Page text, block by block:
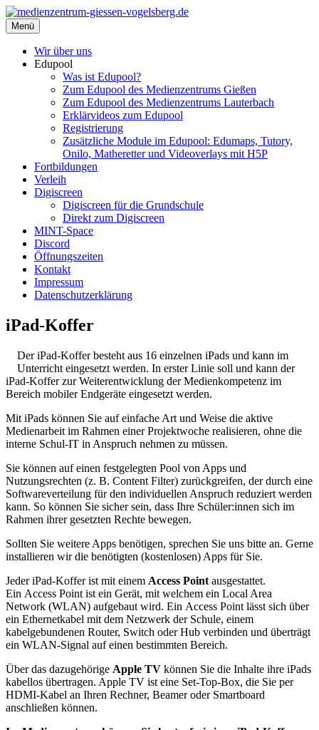
Zum
Inhalt
springen
medienzentrum-giessen-vogelsberg.de
Regionales Medienzentrum Gießen-Vogelsberg
Menü
Wir über uns
Edupool
Was ist Edupool?
Zum Edupool des Medienzentrums Gießen
Zum Edupool des Medienzentrums Lauterbach
Erklärvideos zum Edupool
Registrierung
Zusätzliche Module im Edupool: Edumaps, Tutory,
Onilo, Matheretter und Videoverlays mit H5P
Fortbildungen
Verleih
Digiscreen
Digiscreen für die Grundschule
Direkt zum Digiscreen
MINT-Space
Discord
Öffnungszeiten
Kontakt
Impressum
Datenschutzerklärung
iPad-Koffer
Der iPad-Koffer besteht aus 16 einzelnen iPads und kann im
Unterricht eingesetzt werden. In erster Linie soll und kann der
iPad-Koffer zur Weiterentwicklung der Medienkompetenz im
Bereich mobiler Endgeräte eingesetzt werden.
Mit iPads können Sie auf einfache Art und Weise die aktive
Medienarbeit im Rahmen einer Projektwoche realisieren, ohne die
interne Schul-IT in Anspruch nehmen zu müssen.
Sie können auf einen festgelegten Pool von Apps und
Nutzungsrechten (z. B. Content Filter) zurückgreifen, der durch eine
Softwareverteilung für den individuellen Anspruch reduziert werden
kann. So können Sie sicher sein, dass Ihre Schüler:innen sich im
Rahmen ihrer gesetzten Rechte bewegen.
Sollten Sie weitere Apps benötigen, sprechen Sie uns bitte an. Gerne
installieren wir die benötigten (kostenlosen) Apps für Sie.
Jeder iPad-Koffer ist mit einem Access Point ausgestattet.
Ein Access Point ist ein Gerät, mit welchem ein Local Area
Network (WLAN) aufgebaut wird. Ein Access Point lässt sich über
ein Ethernetkabel mit dem Netzwerk der Schule, einem
kabelgebundenen Router, Switch oder Hub verbinden und überträgt
ein WLAN-Signal auf einen bestimmten Bereich.
Über das dazugehörige Apple TV können Sie die Inhalte ihre iPads
kabellos übertragen. Apple TV ist eine Set-Top-Box, die Sie per
HDMI-Kabel an Ihren Rechner, Beamer oder Smartboard
anschließen können.